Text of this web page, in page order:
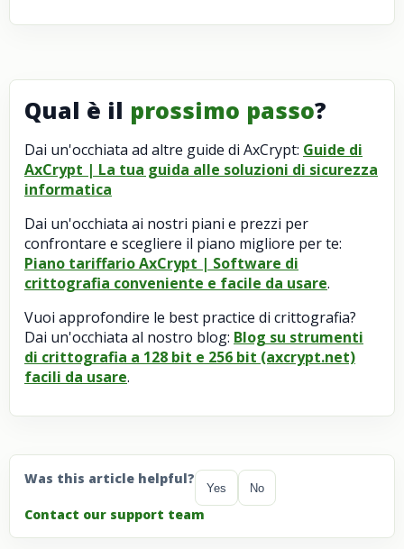
Qual è il prossimo passo?
Dai un'occhiata ad altre guide di AxCrypt: Guide di
AxCrypt | La tua guida alle soluzioni di sicurezza
informatica
Dai un'occhiata ai nostri piani e prezzi per
confrontare e scegliere il piano migliore per te:
Piano tariffario AxCrypt | Software di
crittografia conveniente e facile da usare.
Vuoi approfondire le best practice di crittografia?
Dai un'occhiata al nostro blog: Blog su strumenti
di crittografia a 128 bit e 256 bit (axcrypt.net)
facili da usare.
Was this article helpful?
Yes No
Contact our support team